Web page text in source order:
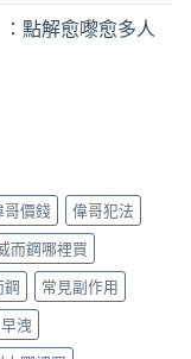
點解愈嚟愈多人
哥價錢
偉哥犯法
而鋼哪裡買
鋼
常見副作用
早洩